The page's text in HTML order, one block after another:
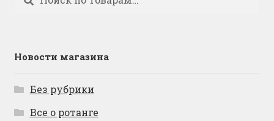
Новости магазина
Без рубрики
Все о ротанге